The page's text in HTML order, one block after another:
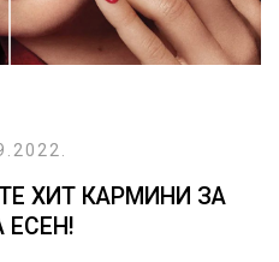
ХИТ КАРМИНИ ЗА
ЕСЕН!